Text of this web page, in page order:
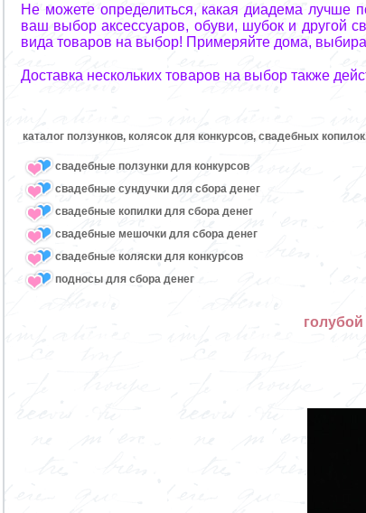
Не можете определиться, какая диадема лучше
ваш выбор аксессуаров, обуви, шубок и другой
вида товаров на выбор! Примеряйте дома,
Доставка нескольких товаров на выбор также
каталог ползунков, колясок для конкурсов, свадебных
свадебные ползунки для конкурсов
свадебные сундучки для сбора денег
свадебные копилки для сбора денег
свадебные мешочки для сбора денег
свадебные коляски для конкурсов
подносы для сбора денег